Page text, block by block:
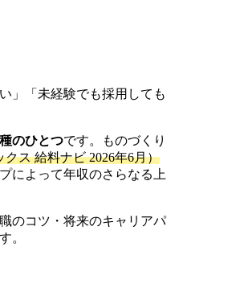
」「未経験でも採用しても
のひとつです。ものづくり
ス 給料ナビ 2026年6月）
によって年収のさらなる上
のコツ・将来のキャリアパ
。